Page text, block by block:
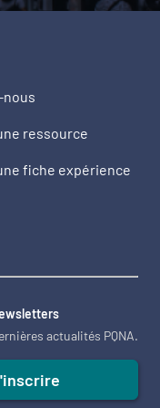
ressource
fiche expérience
actualités PQNA.